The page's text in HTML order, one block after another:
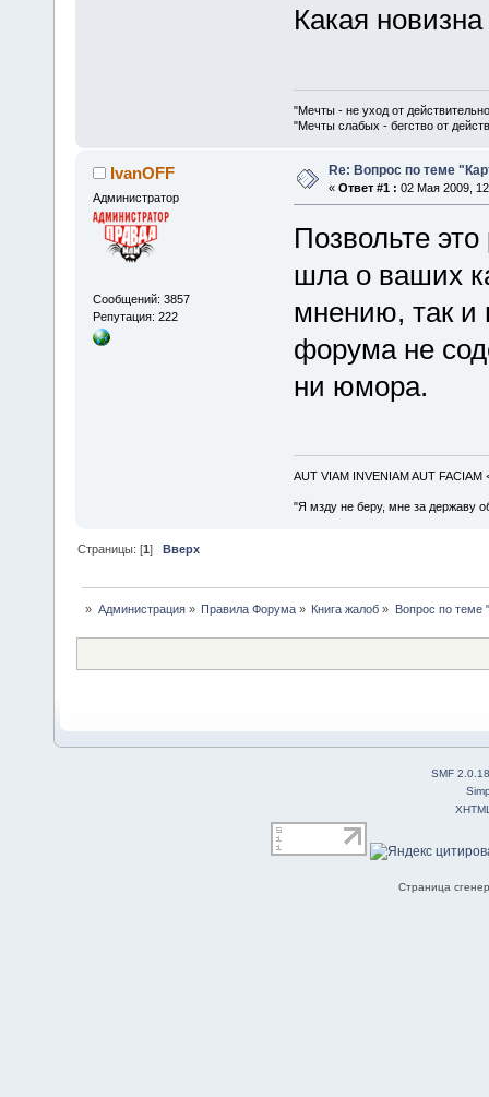
Какая
"Мечты - не уход от
"Мечты слабых - бегство от
IvanOFF
Администратор
Сообщений: 3857
Репутация: 222
Re: Вопрос по теме
« Ответ #1 : 02 Мая 2009,
Позвольте
шла о ваших
мнению, так и
форума не
ни юмора.
AUT VIAM INVENIAM AUT FACIAM
"Я мзду не беру, мне за державу
Страницы: [1]Вверх
» Администрация» Правила Форума» Книга жалоб » Вопрос по теме
SMF 2.0.18
Страница